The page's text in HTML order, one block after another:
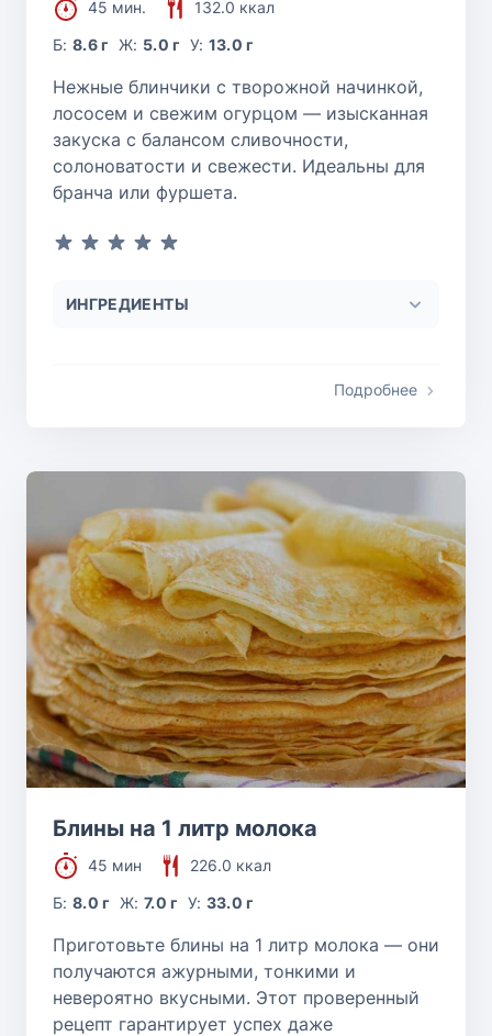
45 мин.
132.0 ккал
Б:8.6 г Ж: 5.0 г У: 13.0 г
Нежные блинчики с творожной начинкой,
лососем и свежим огурцом — изысканная
закуска с балансом сливочности,
солоноватости и свежести. Идеальны для
бранча или фуршета.
ИНГРЕДИЕНТЫ
Подробнее
Блины на 1 литр молока
45 мин
226.0 ккал
Б:8.0 г Ж: 7.0 г У: 33.0 г
Приготовьте блины на 1 литр молока — они
получаются ажурными, тонкими и
невероятно вкусными. Этот проверенный
рецепт гарантирует успех даже